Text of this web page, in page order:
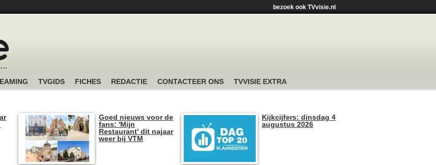
bezoek ook TVvisie.nl
TVGIDS FICHES REDACTIE CONTACTEER ONS TVVISIE EXTRA
Goed nieuws voor de
fans: 'Mijn
Restaurant' dit najaar
weer bij VTM
Kijkcijfers: dinsdag 4
augustus 2026